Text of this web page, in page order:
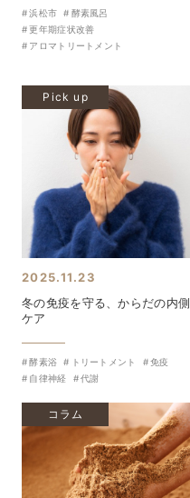
浜松市
酵素風呂
更年期症状改善
アロマトリートメント
Pick up
2025.11.23
冬の免疫を守る、からだの内側
ケア
酵素浴 トリートメント
免疫
自律神経
代謝
コラム